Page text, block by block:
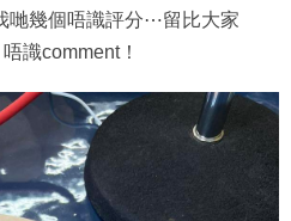
幾個唔識評分⋯留比大家
識comment！